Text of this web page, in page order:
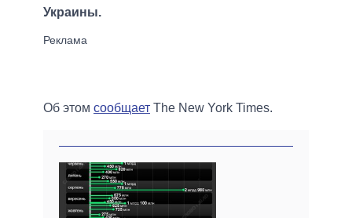
Украины.
Об этом сообщает The New York Times.